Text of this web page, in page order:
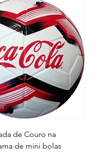
de Couro na
de mini bolas